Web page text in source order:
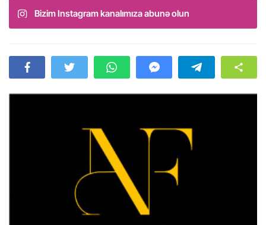
Bizim Instagram kanalımıza abunə olun